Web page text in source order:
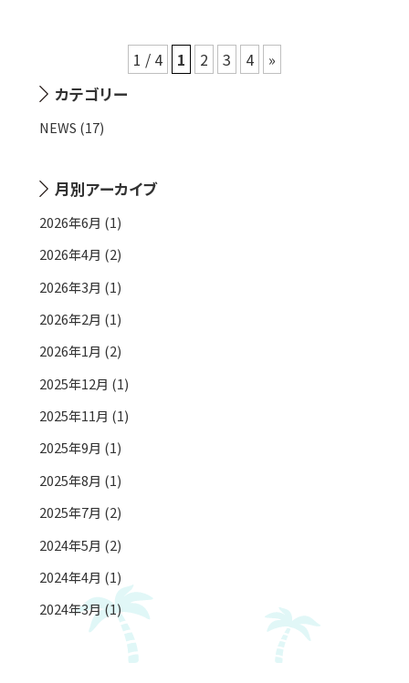
1 / 4 1 2 3 4 »
カテゴリー
NEWS (17)
月別アーカイブ
2026年6月 (1)
2026年4月 (2)
2026年3月 (1)
2026年2月 (1)
2026年1月 (2)
2025年12月 (1)
2025年11月 (1)
2025年9月 (1)
2025年8月 (1)
2025年7月 (2)
2024年5月 (2)
2024年4月 (1)
2024年3月 (1)